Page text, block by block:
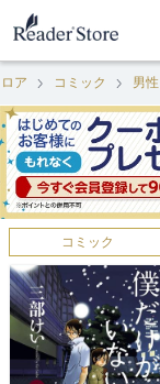
ア コミック 男
コミック